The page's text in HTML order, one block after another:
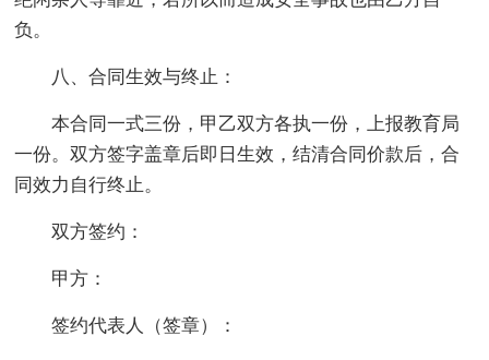
负。
八、合同生效与终止：
本合同一式三份，甲乙双方各执一份，上报教育局
一份。双方签字盖章后即日生效，结清合同价款后，合
同效力自行终止。
双方签约：
甲方：
签约代表人（签章）：